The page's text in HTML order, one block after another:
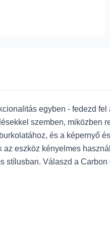
egyben - fedezd
szemben, miközben
és a képernyő
eszköz kényelmes
Válaszd a